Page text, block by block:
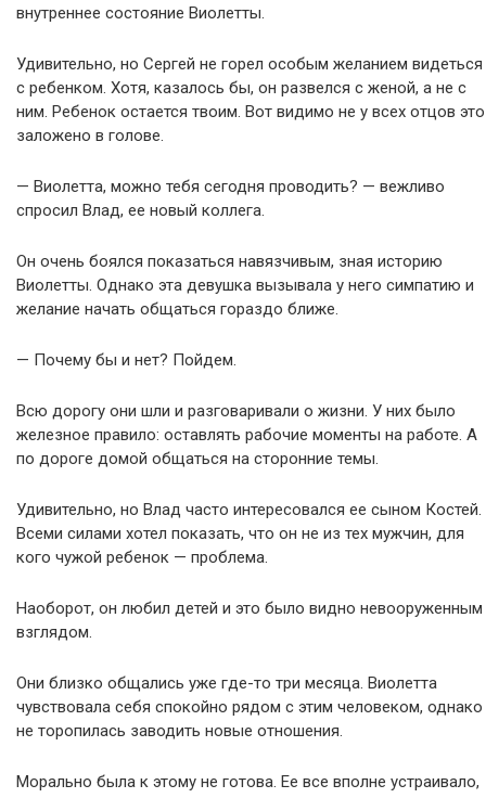
внутреннее состояние Виолетты.
Удивительно, но Сергей не горел особым желанием видеться
с ребенком. Хотя, казалось бы, он развелся с женой, а не с
ним. Ребенок остается твоим. Вот видимо не у всех отцов это
заложено в голове.
— Виолетта, можно тебя сегодня проводить? — вежливо
спросил Влад, ее новый коллега.
Он очень боялся показаться навязчивым, зная историю
Виолетты. Однако эта девушка вызывала у него симпатию и
желание начать общаться гораздо ближе.
— Почему бы и нет? Пойдем.
Всю дорогу они шли и разговаривали о жизни. У них было
железное правило: оставлять рабочие моменты на работе. А
по дороге домой общаться на сторонние темы.
Удивительно, но Влад часто интересовался ее сыном Костей.
Всеми силами хотел показать, что он не из тех мужчин, для
кого чужой ребенок — проблема.
Наоборот, он любил детей и это было видно невооруженным
взглядом.
Они близко общались уже где-то три месяца. Виолетта
чувствовала себя спокойно рядом с этим человеком, однако
не торопилась заводить новые отношения.
Морально была к этому не готова. Ее все вполне устраивало,